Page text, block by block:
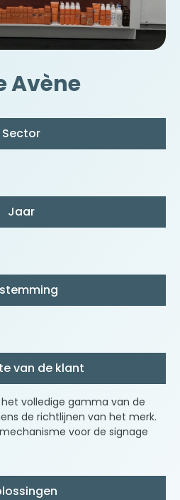
Avène
Sector
Jaar
van de klant
volledige gamma van de
de richtlijnen van het merk.
voor de signage